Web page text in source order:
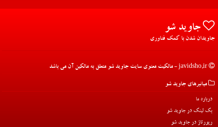
جاوید شو
جاویدان شدن با کمک فناوری
میانبرهای جاوید شو
درباره ما
بک لینک در جاوید شو
رپورتاژ در جاوید شو